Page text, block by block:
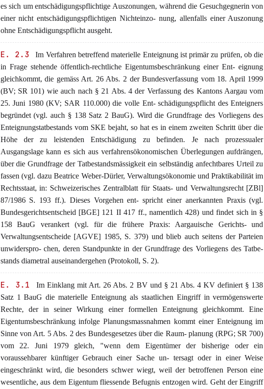
es sich um entschädigungspflichtige Auszonungen, während die Gesuchgegnerin von
einer nicht entschädigungspflichtigen Nichteinzo- nung, allenfalls einer Auszonung
ohne Entschädigungspflicht ausgeht.
E. 2.3
Im Verfahren betreffend materielle Enteignung ist primär zu prüfen, ob die
in Frage stehende öffentlich-rechtliche Eigentumsbeschränkung einer Ent- eignung
gleichkommt, die gemäss Art. 26 Abs. 2 der Bundesverfassung vom 18. April 1999
(BV; SR 101) wie auch nach § 21 Abs. 4 der Verfassung des Kantons Aargau vom
25. Juni 1980 (KV; SAR 110.000) die volle Ent- schädigungspflicht des Enteigners
begründet (vgl. auch § 138 Satz 2 BauG). Wird die Grundfrage des Vorliegens des
Enteignungstatbestands vom SKE bejaht, so hat es in einem zweiten Schritt über die
Höhe der zu leistenden Entschädigung zu befinden. Je nach prozessualer
Ausgangslage kann es sich aus verfahrensökonomischen Überlegungen aufdrängen,
über die Grundfrage der Tatbestandsmässigkeit ein selbständig anfechtbares Urteil zu
fassen (vgl. dazu Beatrice Weber-Dürler, Verwaltungsökonomie und Praktikabilität im
Rechtsstaat, in: Schweizerisches Zentralblatt für Staats- und Verwaltungsrecht [ZBl]
87/1986 S. 193 ff.). Dieses Vorgehen ent- spricht einer anerkannten Praxis (vgl.
Bundesgerichtsentscheid [BGE] 121 II 417 ff., namentlich 428) und findet sich in §
158 BauG verankert (vgl. für die frühere Praxis: Aargauische Gerichts- und
Verwaltungsentscheide [AGVE] 1985, S. 379) und blieb auch seitens der Parteien
unwiderspro- chen, deren Standpunkte in der Grundfrage des Vorliegens des Tatbe-
stands diametral auseinandergehen (Protokoll, S. 2).
E. 3.1
Im Einklang mit Art. 26 Abs. 2 BV und § 21 Abs. 4 KV definiert § 138
Satz 1 BauG die materielle Enteignung als staatlichen Eingriff in vermögenswerte
Rechte, der in seiner Wirkung einer formellen Enteignung gleichkommt. Eine
Eigentumsbeschränkung infolge Planungsmassnahmen kommt einer Enteignung im
Sinne von Art. 5 Abs. 2 des Bundesgesetzes über die Raum- planung (RPG; SR 700)
vom 22. Juni 1979 gleich, "wenn dem Eigentümer der bisherige oder ein
voraussehbarer künftiger Gebrauch einer Sache un- tersagt oder in einer Weise
eingeschränkt wird, die besonders schwer wiegt, weil der betroffenen Person eine
wesentliche, aus dem Eigentum fliessende Befugnis entzogen wird. Geht der Eingriff